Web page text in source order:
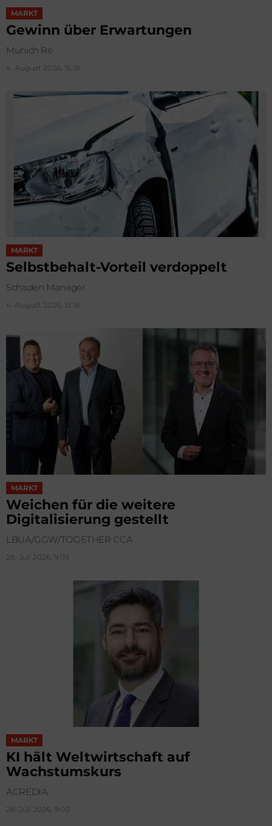
MARKT
Gewinn über Erwartungen
Munich Re
4. August 2026, 15:18
MARKT
Selbstbehalt-Vorteil verdoppelt
Schaden Manager
4. August 2026, 13:18
MARKT
Weichen für die weitere
Digitalisierung gestellt
LBUA/GGW/TOGETHER CCA
28. Juli 2026, 9:03
MARKT
KI hält Weltwirtschaft auf
Wachstumskurs
ACREDIA
28. Juli 2026, 9:00